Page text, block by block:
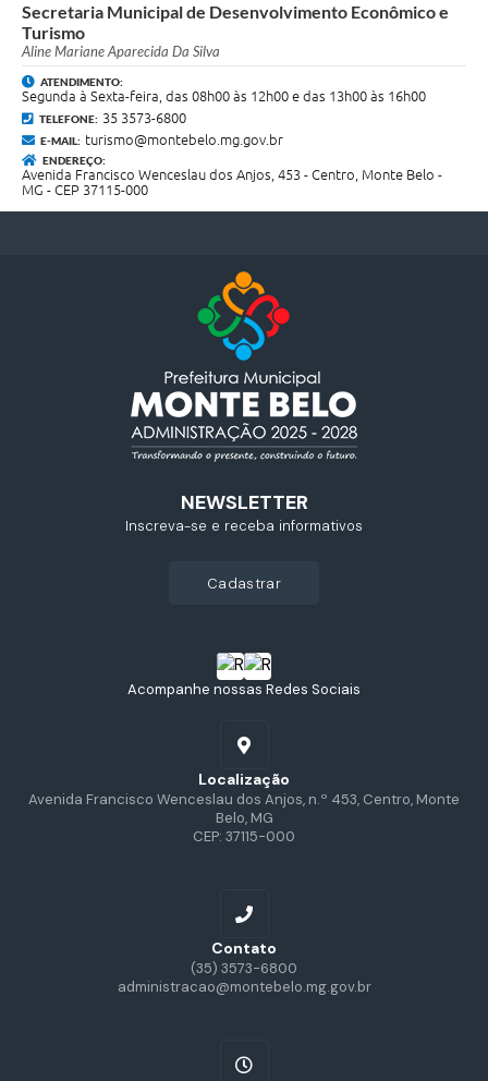
Secretaria Municipal de Desenvolvimento Econômico e
Turismo
Aline Mariane Aparecida Da Silva
ATENDIMENTO:
Segunda à Sexta-feira, das 08h00 às 12h00 e das 13h00 às 16h00
TELEFONE: 35 3573-6800
E-MAIL: turismo@montebelo.mg.gov.br
ENDEREÇO:
Avenida Francisco Wenceslau dos Anjos, 453 - Centro, Monte Belo -
MG - CEP 37115-000
Acompanhe nossas Redes Sociais
Localização
Avenida Francisco Wenceslau dos Anjos, n.º 453, Centro, Monte
Belo, MG
CEP: 37115-000
Contato
(35) 3573-6800
administracao@montebelo.mg.gov.br
NEWSLETTER
Inscreva-se e receba informativos
cadastrar